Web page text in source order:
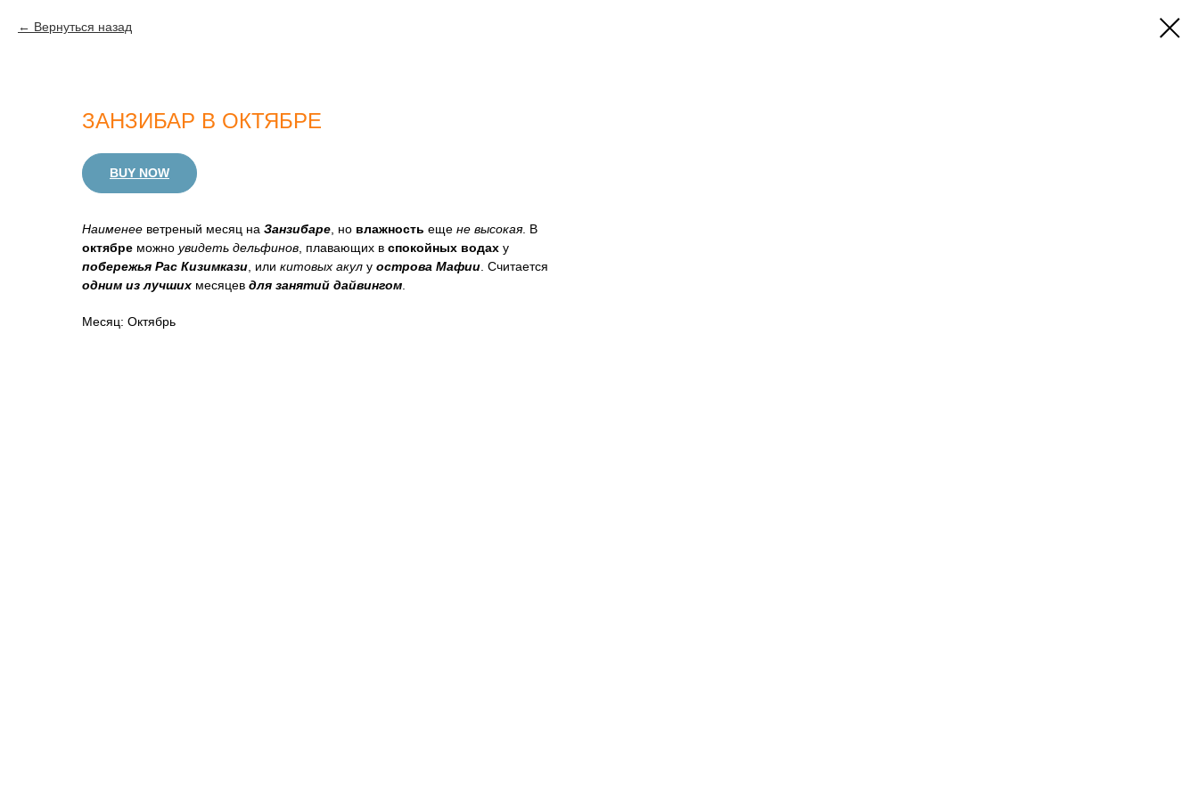
Вернуться назад
ЗАНЗИБАР В ОКТЯБРЕ
BUY NOW
Наименее ветреный месяц на Занзибаре , но влажность еще не высокая. В
октябре можно увидеть дельфинов , плавающих в спокойных водах у
побережья Рас Кизимкази , или китовых акул у острова Мафии . Считается
одним из лучших месяцев для занятий дайвингом
Месяц: Октябрь